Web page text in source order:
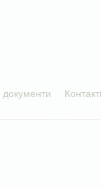
документи